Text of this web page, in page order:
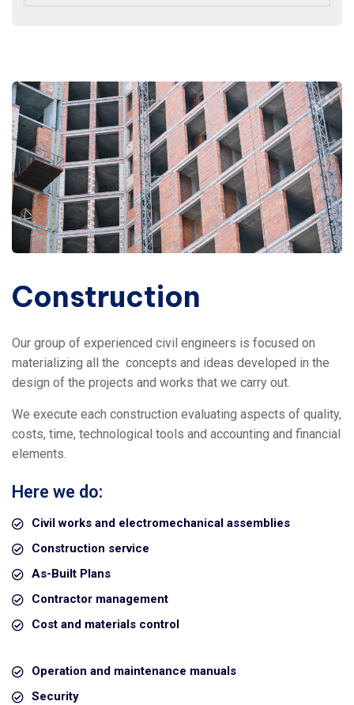
Construction
Our group of experienced civil engineers is focused on
materializing all the concepts and ideas developed in the
design of the projects and works that we carry out.
We execute each construction evaluating aspects of quality,
costs, time, technological tools and accounting and financial
elements.
Here we do:
Civil works and electromechanical assemblies
Construction service
As-Built Plans
Contractor management
Cost and materials control
Operation and maintenance manuals
Security